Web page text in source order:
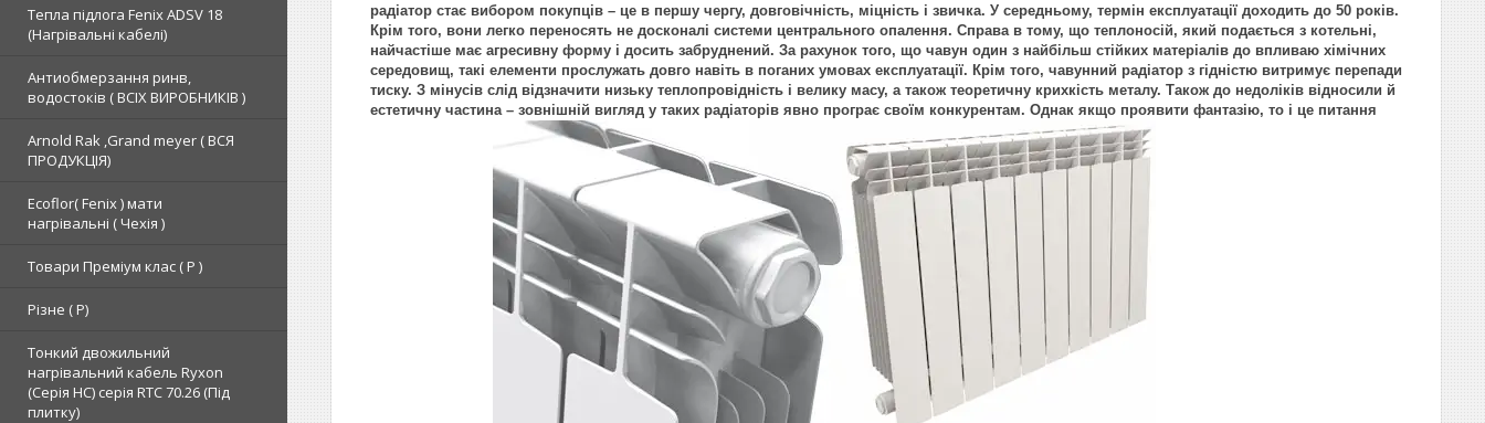
Тепла підлога Fenix ADSV 18
(Нагрівальні кабелі)
Антиобмерзання ринв,
водостоків ( ВСІХ ВИРОБНИКІВ )
Arnold Rak ,Grand meyer ( ВСЯ
ПРОДУКЦІЯ)
Ecoflor( Fenix ) мати
нагрівальні ( Чехія )
Товари Преміум клас ( Р )
Різне ( Р)
Тонкий двожильний
нагрівальний кабель Ryxon
(Серія НС) серія RTC 70.26 (Під
плитку)
радіатор стає вибором покупців – це в першу чергу, довговічність, міцність і звичка. У середньому, термін експлуатації доходить до 50 років.
Крім того, вони легко переносять не досконалі системи центрального опалення. Справа в тому, що теплоносій, який подається з котельні,
найчастіше має агресивну форму і досить забруднений. За рахунок того, що чавун один з найбільш стійких матеріалів до впливаю хімічних
середовищ, такі елементи прослужать довго навіть в поганих умовах експлуатації. Крім того, чавунний радіатор з гідністю витримує перепади
тиску. З мінусів слід відзначити низьку теплопровідність і велику масу, а також теоретичну крихкість металу. Також до недоліків відносили й
естетичну частина – зовнішній вигляд у таких радіаторів явно програє своїм конкурентам. Однак якщо проявити фантазію, то і це питання